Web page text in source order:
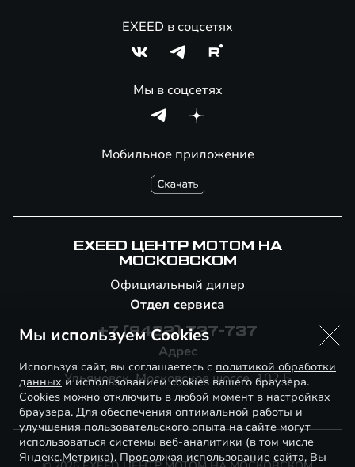
Мобильное приложение
EXEED в соцсетях
Мы в соцсетях
EXEED ЦЕНТР МОТОМ НА
МОСКОВСКОМ
Официальный дилер
Отдел сервиса
+7 (8422) 737-737
Адрес
Ульяновск, Московское шоссе, 102 Б
Мы используем Cookies
Используя сайт, вы соглашаетесь с политикой обработки
данных и использованием cookies вашего браузера.
Cookies можно отключить в любой момент в настройках
браузера. Для обеспечения оптимальной работы и
улучшения пользовательского опыта на сайте могут
использоваться системы веб-аналитики (в том числе
Яндекс.Метрика). Продолжая использование сайта, Вы